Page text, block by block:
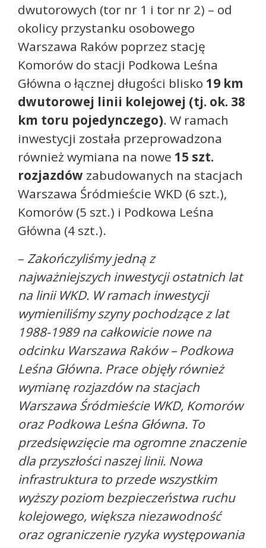
dwutorowych (tor nr 1 i tor nr 2) – od
okolicy przystanku osobowego
Warszawa Raków poprzez stację
Komorów do stacji Podkowa Leśna
Główna o łącznej długości blisko 19 km
dwutorowej linii kolejowej (tj. ok. 38
km toru pojedynczego). W ramach
inwestycji została przeprowadzona
również wymiana na nowe 15 szt.
rozjazdów zabudowanych na stacjach
Warszawa Śródmieście WKD (6 szt.),
Komorów (5 szt.) i Podkowa Leśna
Główna (4 szt.).
– Zakończyliśmy jedną z
najważniejszych inwestycji ostatnich lat
na linii WKD. W ramach inwestycji
wymieniliśmy szyny pochodzące z lat
1988-1989 na całkowicie nowe na
odcinku Warszawa Raków – Podkowa
Leśna Główna. Prace objęły również
wymianę rozjazdów na stacjach
Warszawa Śródmieście WKD, Komorów
oraz Podkowa Leśna Główna. To
przedsięwzięcie ma ogromne znaczenie
dla przyszłości naszej linii. Nowa
infrastruktura to przede wszystkim
wyższy poziom bezpieczeństwa ruchu
kolejowego, większa niezawodność
oraz ograniczenie ryzyka występowania